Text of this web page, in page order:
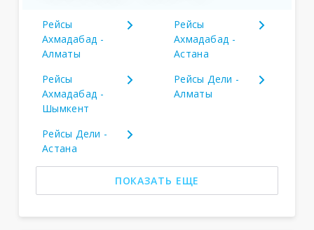
Рейсы
Ахмадабад -
Алматы
Рейсы
Ахмадабад -
Астана
Рейсы
Ахмадабад -
Шымкент
Рейсы Дели -
Алматы
Рейсы Дели -
Астана
ПОКАЗАТЬ ЕЩЕ